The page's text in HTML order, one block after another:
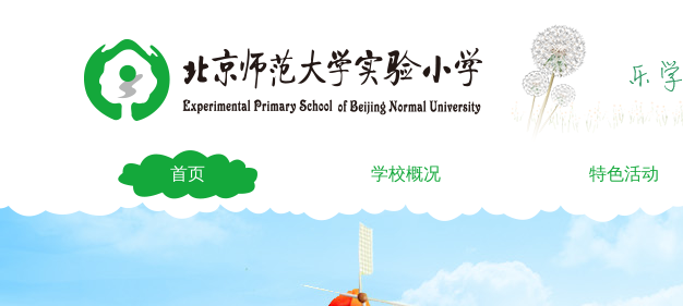
首页 学校概况 特色活动